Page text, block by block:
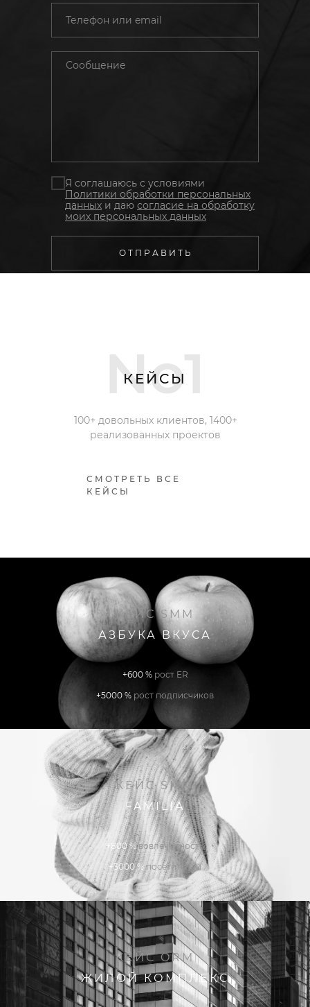
Я соглашаюсь с условиями
Политики обработки персональных
данных и даю согласие на обработку
моих персональных данных
О Т П Р А В И Т Ь
No1
КЕЙСЫ
100+ довольных клиентов, 1400+
реализованных проектов
СМОТРЕТЬ ВСЕ
КЕЙСЫ
КЕЙС SMM
АЗБУКА ВКУСА
+600 % рост ER
+5000 % рост подписчиков
КЕЙС SMM
FAMILIA
+800 %вовлеченность
+3000 %посетителей
КЕЙС ORM
ЖИЛОЙ КОМПЛЕКС